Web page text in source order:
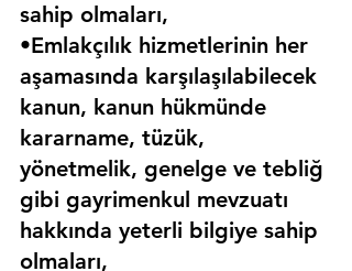
sahip olmaları,
•Emlakçılık hizmetlerinin her
aşamasında karşılaşılabilecek
kanun, kanun hükmünde
kararname, tüzük,
yönetmelik, genelge ve tebliğ
gibi gayrimenkul mevzuatı
hakkında yeterli bilgiye sahip
olmaları,